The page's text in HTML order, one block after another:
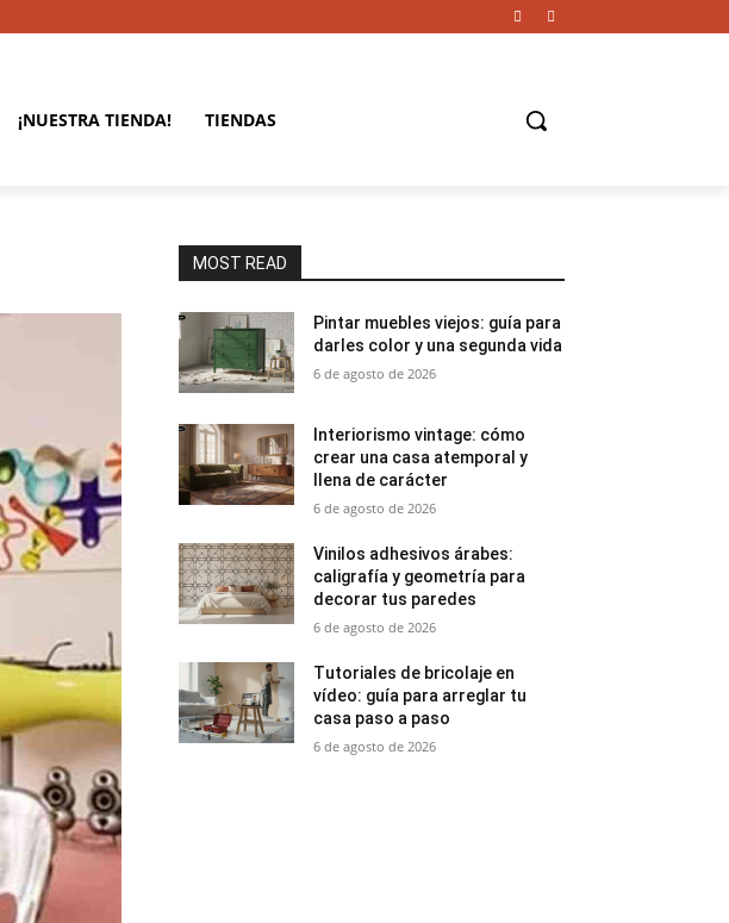
¡NUESTRA TIENDA! TIENDAS
MOST READ
Pintar muebles viejos: guía para
darles color y una segunda vida
6 de agosto de 2026
Interiorismo vintage: cómo
crear una casa atemporal y
llena de carácter
6 de agosto de 2026
Vinilos adhesivos árabes:
caligrafía y geometría para
decorar tus paredes
6 de agosto de 2026
Tutoriales de bricolaje en
vídeo: guía para arreglar tu
casa paso a paso
6 de agosto de 2026